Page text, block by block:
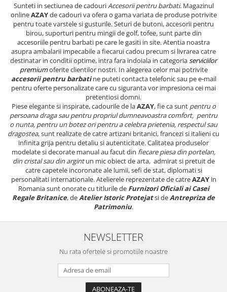
Sunteti in sectiunea de cadouriAccesorii pentru barbati. Magazinul
onlineAZAYde cadouri va ofera o gama variata de produse potrivite
pentru toate varstele si gusturile. Seturi de butoni, accesorii pentru
birou, suporturi pentru mingii de golf, tofee,sunt parte din
accesoriile pentru barbati pe care le gasiti in site. Atentia noastra
asupra ambalarii impecabile a fiecarui cadou precum si livrarea catre
destinatar in conditii optime, intra fara indoiala in categoriaserviciilor
premiumoferite clientilor nostri. In alegerea celor mai potrivite
accesorii pentru barbati ne puteti contacta telefonic sau pe e-mail
pentru oferte personalizate care cu siguranta vor impresiona cei mai
pretentiosi domni.
Piese elegante si inspirate, cadourile de laAZAY, fie ca sunt pentru o
persoana draga sau pentru propriul dumneavoastra comfort, pentru
o nunta, pentru un botez ori pentru a celebra prietenia, respectul sau
dragostea, sunt realizate de catre artizani britanici, francezi si italieni cu
infinita grija pentru detaliu si autenticitate. Calitatea produselor
modelate si decorate manual au facut din fiecare piesa din portelan,
din cristal sau din argintun mic obiect de arta, admirat si pretuit de
catre capetele incoronate ale lumii, sefi de stat, diplomati si
personalitati internationale. Atelierele reprezentate de catreAZAYin
Romania sunt onorate cu titlurile de Furnizori Oficiali ai Casei
Regale Britanice, deAtelier Istoric Protejatsi deAntrepriza de
Patrimoniu.
NEWSLETTER
Nu rata ofertele si promotiile noastre